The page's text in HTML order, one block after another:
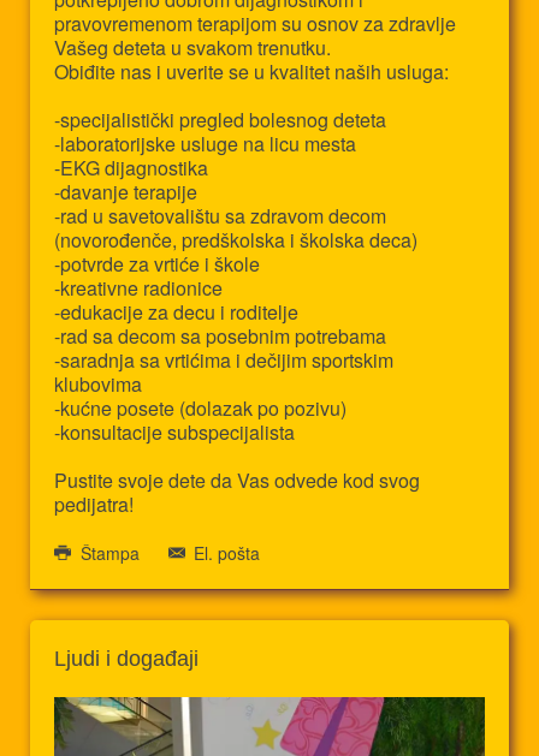
pravovremenom terapijom su osnov za zdravlje
Vašeg deteta u svakom trenutku.
Obiđite nas i uverite se u kvalitet naših usluga:
-specijalistički pregled bolesnog deteta
-laboratorijske usluge na licu mesta
-EKG dijagnostika
-davanje terapije
-rad u savetovalištu sa zdravom decom
(novorođenče, predškolska i školska deca)
-potvrde za vrtiće i škole
-kreativne radionice
-edukacije za decu i roditelje
-rad sa decom sa posebnim potrebama
-saradnja sa vrtićima i dečijim sportskim
klubovima
-kućne posete (dolazak po pozivu)
-konsultacije subspecijalista
Pustite svoje dete da Vas odvede kod svog
pedijatra!
Štampa El. pošta
Ljudi i događaji